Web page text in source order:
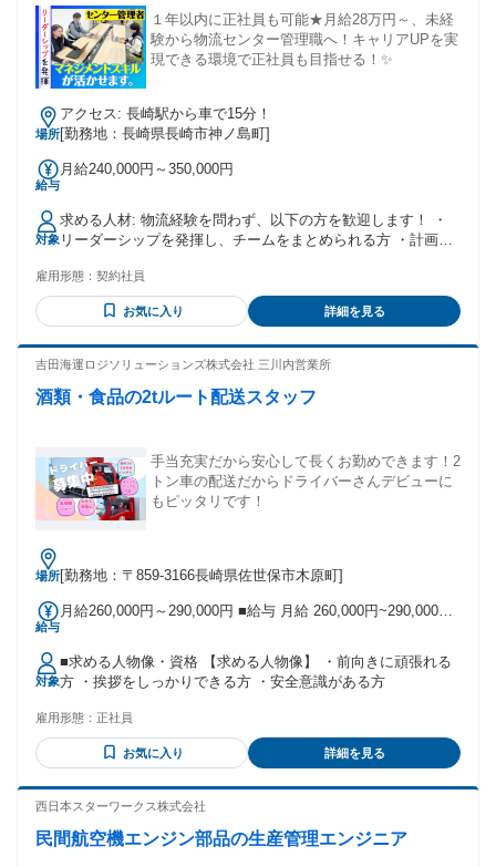
１年以内に正社員も可能★月給28万円～、未経
験から物流センター管理職へ！キャリアUPを実
現できる環境で正社員も目指せる！✨
場所
アクセス: 長崎駅から車で15分！
[勤務地：長崎県長崎市神ノ島町]
給与
月給240,000円～350,000円
対象
求める人材: 物流経験を問わず、以下の方を歓迎します！ ・
リーダーシップを発揮し、チームをまとめられる方 ・計画性
（Excel/Word）をお持ちの方 ・スタッフと円滑なコミュニケ
ーションを取れる方 【歓迎スキル】 ・マネジメント経験があ
雇用形態： 契約社員
お気に入り 詳細を見る
吉田海運ロジソリューションズ株式会社 三川内営業所
酒類・食品の2tルート配送スタッフ
手当充実だから安心して長くお勤めできます！2
トン車の配送だからドライバーさんデビューに
もピッタリです！
場所[勤務地：〒859-3166長崎県佐世保市木原町]
給与
月給260,000円～290,000円 ■給与 月給 260,000円~290,000円
行手当21,000円～/月 ・残業代、深夜手当は別途支給。 【福
利厚生】 ・社会保険完備 ・交通費支給(規定による) ・賞与あ
り ・制服貸与 ・確定拠出年金制度あり ・長期障害所得保障
保険あり ・資格所得制度あり(フォークリフト) ・各種資格手
みでOK) ・食料品格安社内販売あり ・試用期間:最長6ヶ月(給
与変動無し) ・定年60歳※再雇用制度あり 固定残業代の有
無：なし ■交通費 全額支給 ※月間支給条件：上限18,700円 片
道通勤距離2キロ以上で距離に応じて支給（月額上限18,700
円）
対象
■求める人物像・資格 【求める人物像】 ・前向きに頑張れる
方 ・挨拶をしっかりできる方 ・安全意識がある方
雇用形態： 正社員
お気に入り 詳細を見る
西日本スターワークス株式会社
民間航空機エンジン部品の生産管理エンジニア